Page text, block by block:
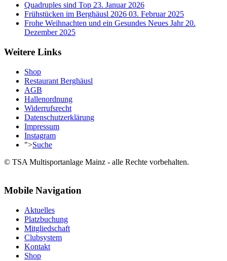
Quadruples sind Top 23. Januar 2026
Frühstücken im Berghäusl 2026 03. Februar 2025
Frohe Weihnachten und ein Gesundes Neues Jahr 20.
Dezember 2025
Weitere Links
Shop
Restaurant Berghäusl
AGB
Hallenordnung
Widerrufsrecht
Datenschutzerklärung
Impressum
Instagram
">Suche
© TSA Multisportanlage Mainz - alle Rechte vorbehalten.
Mobile Navigation
Aktuelles
Platzbuchung
Mitgliedschaft
Clubsystem
Kontakt
Shop